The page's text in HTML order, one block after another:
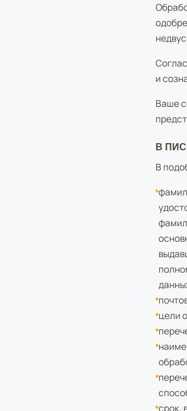
и
Ваше
В
В
цели
срок,